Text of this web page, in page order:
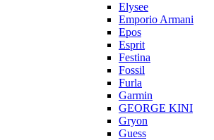
Elysee
Emporio Armani
Epos
Esprit
Festina
Fossil
Furla
Garmin
GEORGE KINI
Gryon
Guess